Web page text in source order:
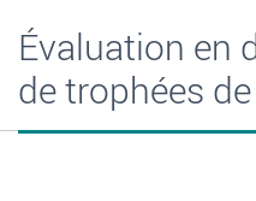
Évaluation en
de trophées